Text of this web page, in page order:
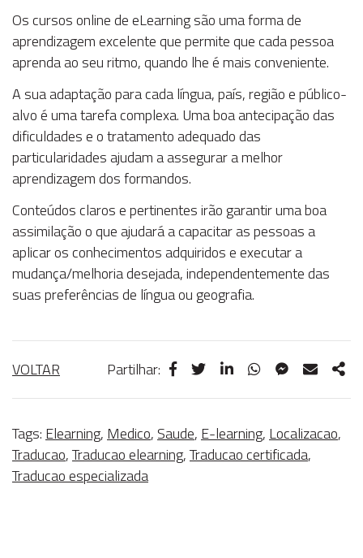
Os cursos online de eLearning são uma forma de
aprendizagem excelente que permite que cada pessoa
aprenda ao seu ritmo, quando lhe é mais conveniente.
A sua adaptação para cada língua, país, região e público-
alvo é uma tarefa complexa. Uma boa antecipação das
dificuldades e o tratamento adequado das
particularidades ajudam a assegurar a melhor
aprendizagem dos formandos.
Conteúdos claros e pertinentes irão garantir uma boa
assimilação o que ajudará a capacitar as pessoas a
aplicar os conhecimentos adquiridos e executar a
mudança/melhoria desejada, independentemente das
suas preferências de língua ou geografia.
VOLTAR Partilhar:
Tags: Elearning, Medico, Saude, E-learning, Localizacao,
Traducao,Traducao elearning,Traducao certificada,
Traducao especializada